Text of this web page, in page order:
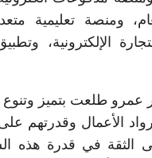
ومنصة تعليمية
الإلكترونية،
عمرو طلعت بتميز وتنوع
الأعمال وقدرتهم
الثقة في قدرة هذه